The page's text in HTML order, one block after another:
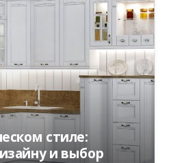
стиле:
и выбор